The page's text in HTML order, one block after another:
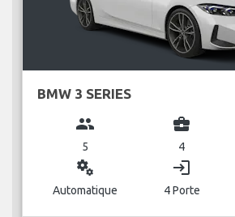
BMW 3 SERIES
group
5
business_center
4
miscellaneous_services
Automatique
login
4 Porte